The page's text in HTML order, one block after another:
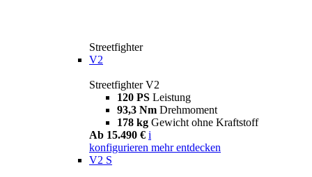
Streetfighter
V2
Streetfighter V2
120 PS Leistung
93,3 Nm Drehmoment
178 kg Gewicht ohne Kraftstoff
Ab 15.490 € i
konfigurieren mehr entdecken
V2 S